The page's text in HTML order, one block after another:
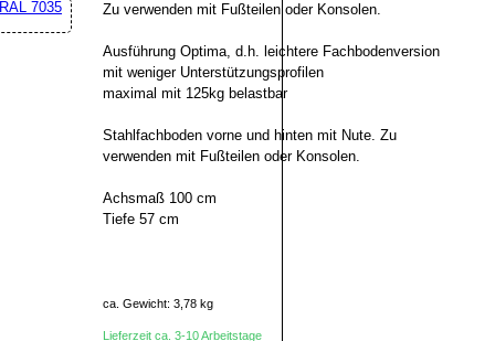
Zu verwenden mit Fußteilen oder Konsolen.
Ausführung Optima, d.h. leichtere Fachbodenversion
mit weniger Unterstützungsprofilen
maximal mit 125kg belastbar
Stahlfachboden vorne und hinten mit Nute. Zu
verwenden mit Fußteilen oder Konsolen.
Achsmaß 100 cm
Tiefe 57 cm
ca. Gewicht: 3,78 kg
Lieferzeit ca. 3-10 Arbeitstage